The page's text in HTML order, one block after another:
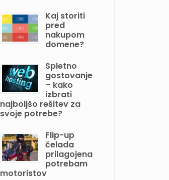
Kaj storiti
pred
nakupom
domene?
Spletno
gostovanje
– kako
izbrati
najboljšo rešitev za
svoje potrebe?
Flip-up
čelada
prilagojena
potrebam
motoristov